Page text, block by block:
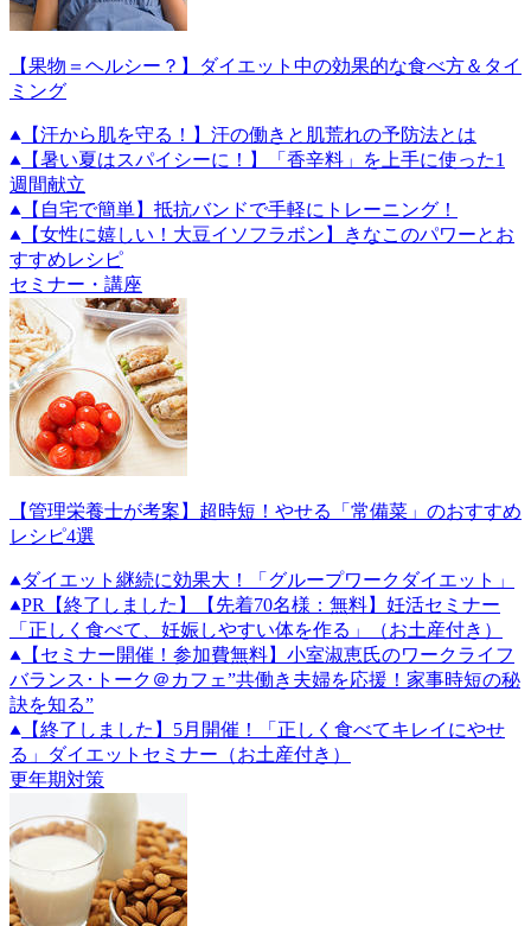
【果物＝ヘルシー？】ダイエット中の効果的な食べ方＆タイ
ミング
【汗から肌を守る！】汗の働きと肌荒れの予防法とは
【暑い夏はスパイシーに！】「香辛料」を上手に使った1
週間献立
【自宅で簡単】抵抗バンドで手軽にトレーニング！
【女性に嬉しい！大豆イソフラボン】きなこのパワーとお
すすめレシピ
セミナー・講座
【管理栄養士が考案】超時短！やせる「常備菜」のおすすめ
レシピ4選
ダイエット継続に効果大！「グループワークダイエット」
PR
【終了しました】【先着70名様：無料】妊活セミナー
「正しく食べて、妊娠しやすい体を作る」（お土産付き）
【セミナー開催！参加費無料】小室淑恵氏のワークライフ
バランス･トーク＠カフェ”共働き夫婦を応援！家事時短の秘
訣を知る”
【終了しました】5月開催！「正しく食べてキレイにやせ
る」ダイエットセミナー（お土産付き）
更年期対策